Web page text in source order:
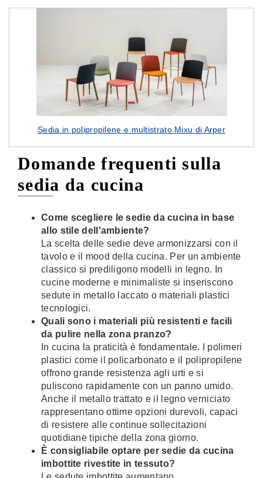
Sedia in polipropilene e multistrato Mixu di Arper
Domande frequenti sulla
sedia da cucina
Come scegliere le sedie da cucina in base
allo stile dell'ambiente?
La scelta delle sedie deve armonizzarsi con il
tavolo e il mood della cucina. Per un ambiente
classico si prediligono modelli in legno. In
cucine moderne e minimaliste si inseriscono
sedute in metallo laccato o materiali plastici
tecnologici.
Quali sono i materiali più resistenti e facili
da pulire nella zona pranzo?
In cucina la praticità è fondamentale. I polimeri
plastici come il policarbonato e il polipropilene
offrono grande resistenza agli urti e si
puliscono rapidamente con un panno umido.
Anche il metallo trattato e il legno verniciato
rappresentano ottime opzioni durevoli, capaci
di resistere alle continue sollecitazioni
quotidiane tipiche della zona giorno.
È consigliabile optare per sedie da cucina
imbottite rivestite in tessuto?